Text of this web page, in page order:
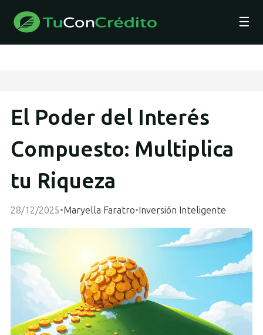
☰
El Poder del Interés
Compuesto: Multiplica
tu Riqueza
28/12/2025•Maryella Faratro•Inversión Inteligente